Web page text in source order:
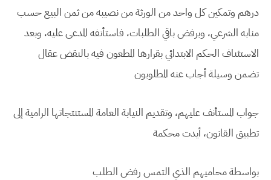
درهم وتمكين كل واحد من الورثة من نصيبه من ثمن البيع حسب
منابه الشرعي، وبرفض باقي الطلبات، فاستأنفه المدعى عليه، وبعد
الاستئناف الحكم الابتدائي بقرارها المطعون فيه بالنقض عقال
تضمن وسيلة أجاب عنه المطلوبون
جواب المستأنف عليهم، وتقديم النيابة العامة المستنتجاتها الرامية إلى
تطبيق القانون، أيدت محكمة
بواسطة محاميهم الذي التمس رفض الطلب